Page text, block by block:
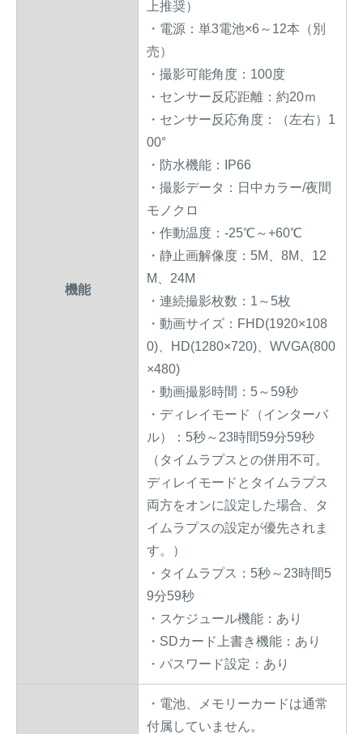
機能
上推奨）
・電源：単3電池×6～12本（別
売）
・撮影可能角度：100度
・センサー反応距離：約20ｍ
・センサー反応角度：（左右）1
00°
・防水機能：IP66
・撮影データ：日中カラー/夜間
モノクロ
・作動温度：-25℃～+60℃
・静止画解像度：5M、8M、12
M、24M
・連続撮影枚数：1～5枚
・動画サイズ：FHD(1920×108
0)、HD(1280×720)、WVGA(800
×480)
・動画撮影時間：5～59秒
・ディレイモード（インターバ
ル）：5秒～23時間59分59秒
（タイムラプスとの併用不可。
ディレイモードとタイムラプス
両方をオンに設定した場合、タ
イムラプスの設定が優先されま
す。）
・タイムラプス：5秒～23時間5
9分59秒
・スケジュール機能：あり
・SDカード上書き機能：あり
・パスワード設定：あり
・電池、メモリーカードは通常
付属していません。